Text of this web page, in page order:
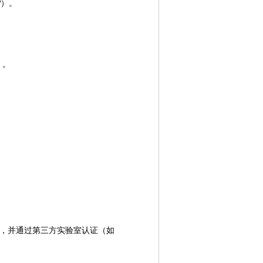
）。
。
并通过第三方实验室认证（如